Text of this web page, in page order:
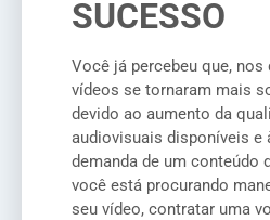
SUCESSO
Você já percebeu que, nos
vídeos se tornaram mais
devido ao aumento da
audiovisuais disponíveis e
demanda de um conteúdo
você está procurando
seu vídeo, contratar uma